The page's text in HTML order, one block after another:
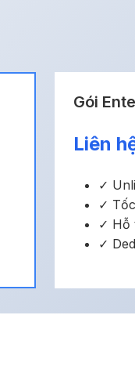
Gói
Liên
✓
✓
✓ Hỗ
✓